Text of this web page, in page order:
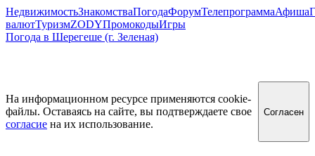
НедвижимостьЗнакомстваПогодаФорумТелепрограммаАфиша
валютТуризмZODYПромокодыИгры
Погода в Шерегеше (г. Зеленая)
На информационном ресурсе применяются cookie-
файлы. Оставаясь на сайте, вы подтверждаете свое
согласие на их использование.
Согласен